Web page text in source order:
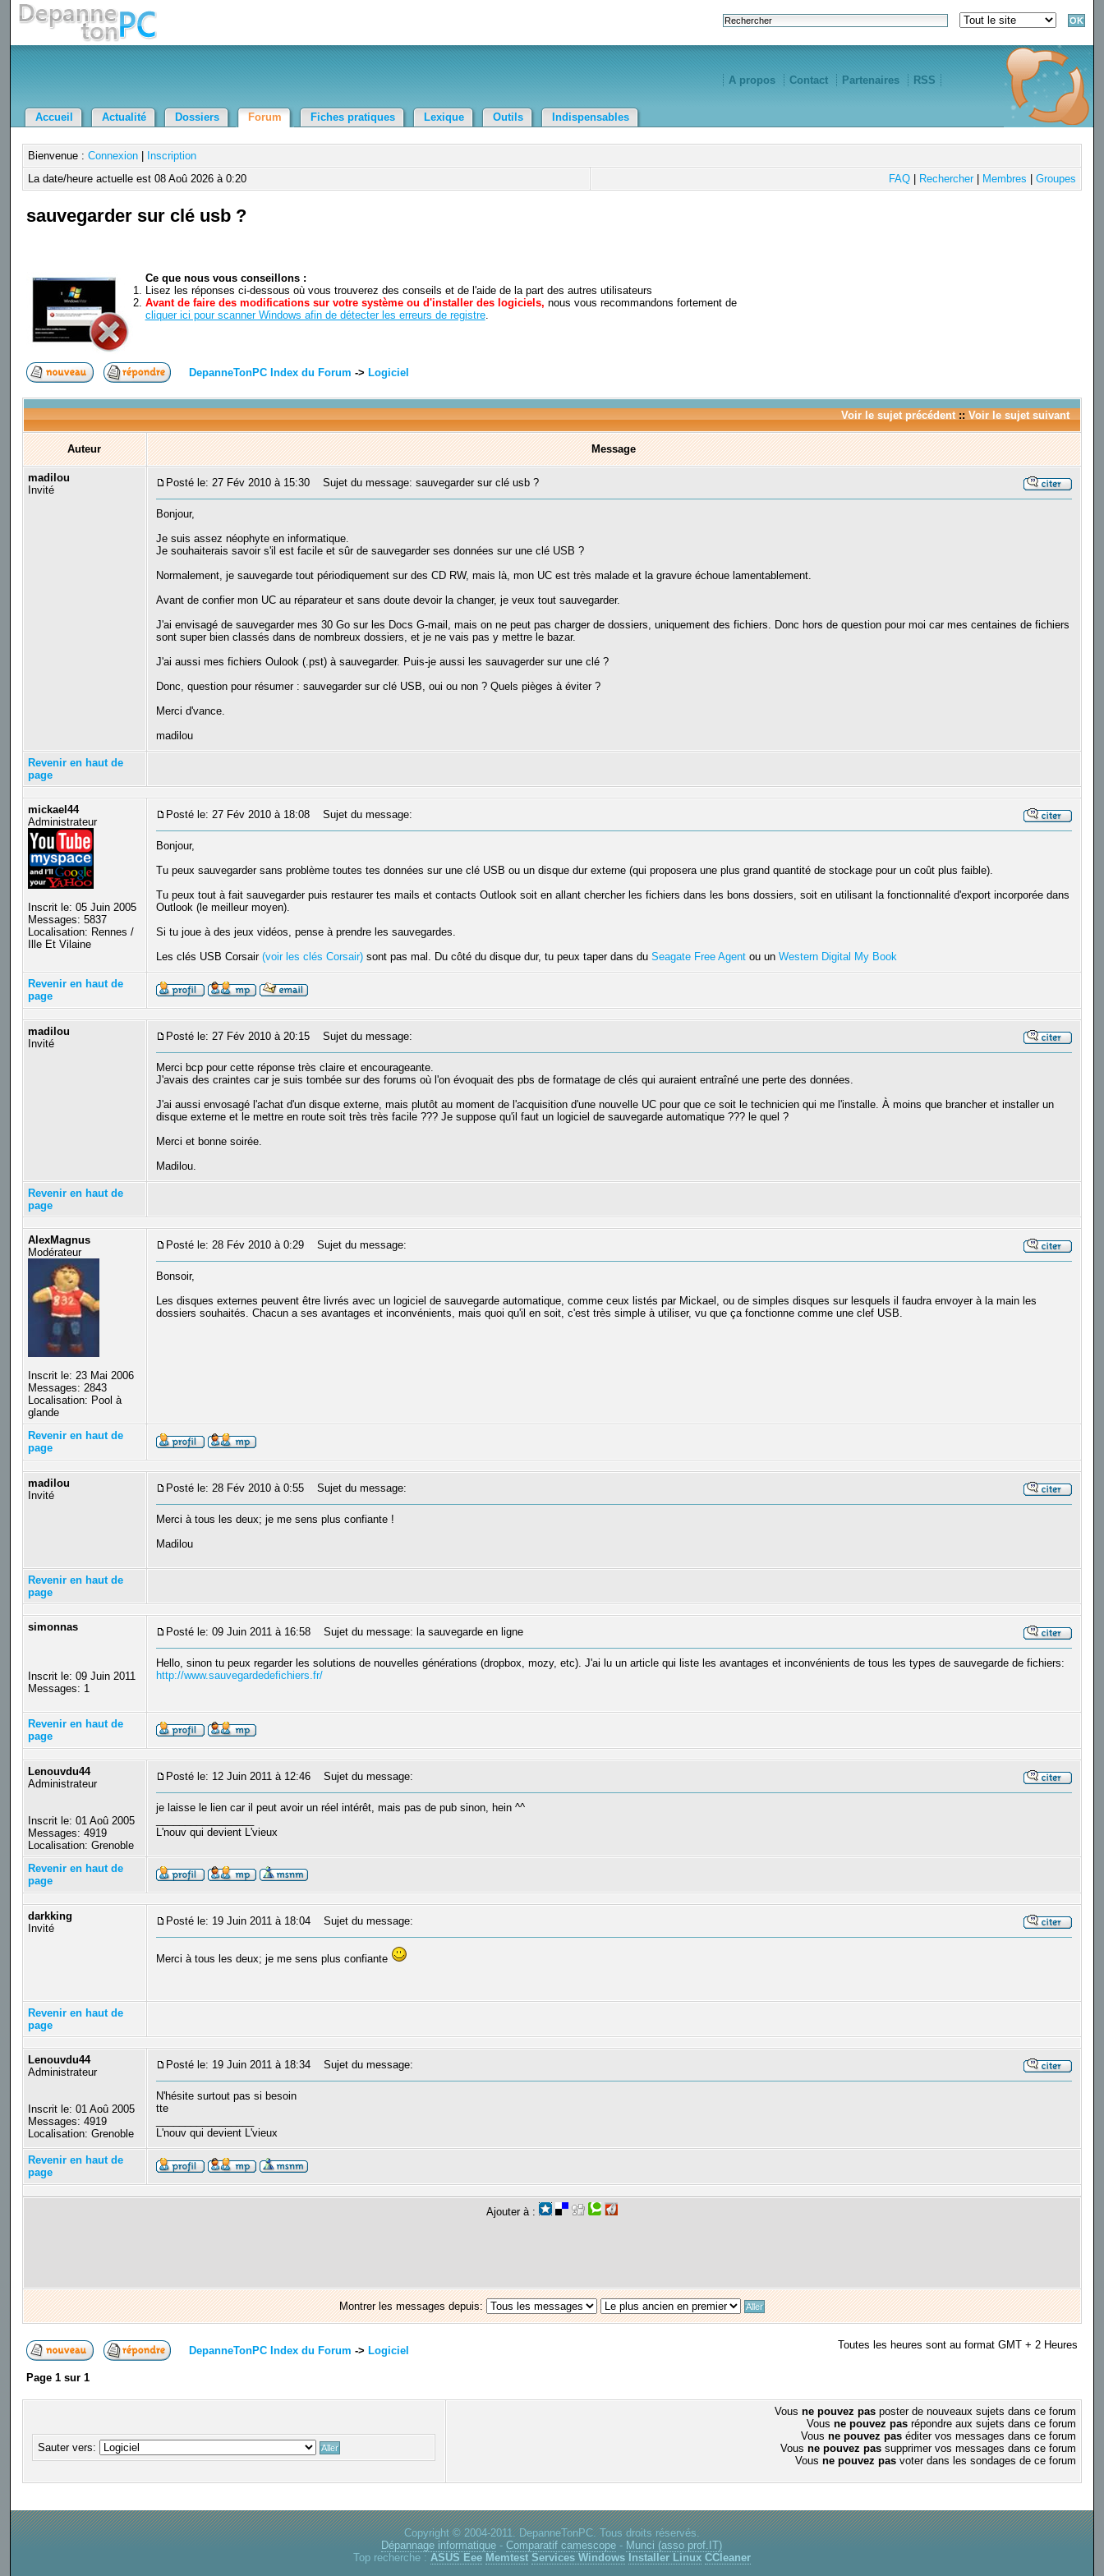
A propos Contact Partenaires RSS
Accueil Actualité Dossiers Forum Fiches pratiques Lexique Outils Indispensables
Bienvenue : Connexion|
Inscription
La date/heure actuelle est 08 Aoû 2026 à 0:20
FAQ| Rechercher| Membres Groupes
sauvegarder sur clé usb ?
Ce que nous vous conseillons :
Lisez les réponses ci-dessous où vous trouverez des conseils et de l'aide de la part des autres utilisateurs
Avant de faire des modifications sur votre système ou d'installer des logiciels, nous vous recommandons fortement de
cliquer ici pour scanner Windows afin de détecter les erreurs de registre.
DepanneTonPC Index du Forum -> Logiciel
Voir le sujet précédent:: Voir le sujet suivant
Auteur Message
madilou
Invité
Posté le: 27 Fév 2010 à 15:30 Sujet du message: sauvegarder sur clé usb ?
Bonjour,
Je suis assez néophyte en informatique.
Je souhaiterais savoir s'il est facile et sûr de sauvegarder ses données sur une clé USB ?
Normalement, je sauvegarde tout périodiquement sur des CD RW, mais là, mon UC est très malade et la gravure échoue lamentablement.
Avant de confier mon UC au réparateur et sans doute devoir la changer, je veux tout sauvegarder.
J'ai envisagé de sauvegarder mes 30 Go sur les Docs G-mail, mais on ne peut pas charger de dossiers, uniquement des fichiers. Donc hors de question pour moi car mes centaines de fichiers
sont super bien classés dans de nombreux dossiers, et je ne vais pas y mettre le bazar.
J'ai aussi mes fichiers Oulook (.pst) à sauvegarder. Puis-je aussi les sauvagerder sur une clé ?
Donc, question pour résumer : sauvegarder sur clé USB, oui ou non ? Quels pièges à éviter ?
Merci d'vance.
madilou
Revenir en haut de
page
mickael44
Administrateur
Inscrit le: 05 Juin 2005
Messages: 5837
Localisation: Rennes /
Ille Et Vilaine
Posté le: 27 Fév 2010 à 18:08 Sujet du message:
Bonjour,
Tu peux sauvegarder sans problème toutes tes données sur une clé USB ou un disque dur externe (qui proposera une plus grand quantité de stockage pour un coût plus faible).
Tu peux tout à fait sauvegarder puis restaurer tes mails et contacts Outlook soit en allant chercher les fichiers dans les bons dossiers, soit en utilisant la fonctionnalité d'export incorporée dans
Outlook (le meilleur moyen).
Si tu joue à des jeux vidéos, pense à prendre les sauvegardes.
Les clés USB Corsair (voir les clés Corsair)sont pas mal. Du côté du disque dur, tu peux taper dans du Seagate Free Agentou un Western Digital My Book
Revenir en haut de
page
madilou
Invité
Posté le: 27 Fév 2010 à 20:15 Sujet du message:
Merci bcp pour cette réponse très claire et encourageante.
J'avais des craintes car je suis tombée sur des forums où l'on évoquait des pbs de formatage de clés qui auraient entraîné une perte des données.
J'ai aussi envosagé l'achat d'un disque externe, mais plutôt au moment de l'acquisition d'une nouvelle UC pour que ce soit le technicien qui me l'installe. À moins que brancher et installer un
disque externe et le mettre en route soit très très facile ??? Je suppose qu'il faut un logiciel de sauvegarde automatique ??? le quel ?
Merci et bonne soirée.
Madilou.
Revenir en haut de
page
AlexMagnus
Modérateur
Inscrit le: 23 Mai 2006
Messages: 2843
Localisation: Pool à
glande
Posté le: 28 Fév 2010 à 0:29 Sujet du message:
Bonsoir,
Les disques externes peuvent être livrés avec un logiciel de sauvegarde automatique, comme ceux listés par Mickael, ou de simples disques sur lesquels il faudra envoyer à la main les
dossiers souhaités. Chacun a ses avantages et inconvénients, mais quoi qu'il en soit, c'est très simple à utiliser, vu que ça fonctionne comme une clef USB.
Revenir en haut de
page
madilou
Invité
Posté le: 28 Fév 2010 à 0:55 Sujet du message:
Merci à tous les deux; je me sens plus confiante !
Madilou
Revenir en haut de
page
simonnas
Inscrit le: 09 Juin 2011
Messages: 1
Posté le: 09 Juin 2011 à 16:58 Sujet du message: la sauvegarde en ligne
Hello, sinon tu peux regarder les solutions de nouvelles générations (dropbox, mozy, etc). J'ai lu un article qui liste les avantages et inconvénients de tous les types de sauvegarde de fichiers:
http://www.sauvegardedefichiers.fr/
Revenir en haut de
page
Lenouvdu44
Administrateur
Inscrit le: 01 Aoû 2005
Messages: 4919
Localisation: Grenoble
Posté le: 12 Juin 2011 à 12:46 Sujet du message:
je laisse le lien car il peut avoir un réel intérêt, mais pas de pub sinon, hein ^^
L'nouv qui devient L'vieux
Revenir en haut de
page
darkking
Invité
Posté le: 19 Juin 2011 à 18:04 Sujet du message:
Merci à tous les deux; je me sens plus confiante
Revenir en haut de
page
Lenouvdu44
Administrateur
Inscrit le: 01 Aoû 2005
Messages: 4919
Localisation: Grenoble
Posté le: 19 Juin 2011 à 18:34 Sujet du message:
N'hésite surtout pas si besoin
tte
L'nouv qui devient L'vieux
Revenir en haut de
page
Ajouter à :
Montrer les messages depuis:
DepanneTonPC Index du Forum -> Logiciel Toutes les heures sont au format GMT + 2 Heures
Page 1sur 1
Sauter vers:
Vous ne pouvez pasposter de nouveaux sujets dans ce forum
Vous ne pouvez pasrépondre aux sujets dans ce forum
Vous ne pouvez paséditer vos messages dans ce forum
Vous ne pouvez passupprimer vos messages dans ce forum
Vous ne pouvez pasvoter dans les sondages de ce forum
Copyright © 2004-2011. DepanneTonPC. Tous droits réservés.
Dépannage informatique -Comparatif camescope - Munci (asso prof.IT)
Top recherche : ASUS Eee Memtest Services Windows Installer Linux CCleaner